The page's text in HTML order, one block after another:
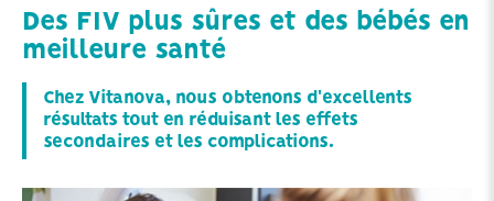
Des FIV plus sûres et des bébés en
meilleure santé
Chez Vitanova, nous obtenons d'excellents
résultats tout en réduisant les effets
secondaires et les complications.